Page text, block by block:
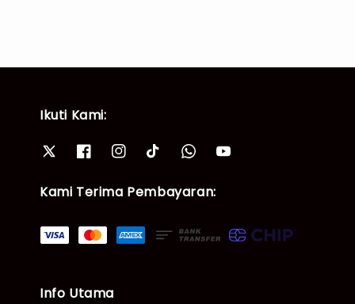
Ikuti Kami:
Kami Terima Pembayaran:
Info Utama